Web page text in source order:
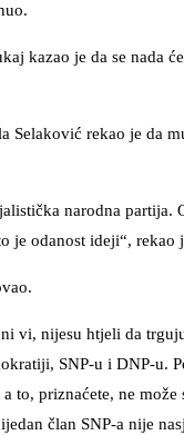
kazao je da se nada
rekao je da
narodna partija.
je odanost ideji“, rekao
vi, nijesu htjeli da
SNP-u i DNP-u.
priznaćete, ne
član SNP-a nije